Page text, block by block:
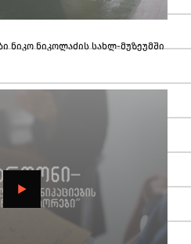
ნიკო ნიკოლაძის სახლ-მუზეუმში